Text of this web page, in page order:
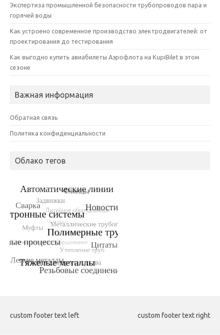
Экспертиза промышленной безопасности трубопроводов пара и
горячей воды
Как устроено современное производство электродвигателей: от
проектирования до тестирования
Как выгодно купить авиабилеты Аэрофлота на KupiBilet в этом
сезоне
Важная информация
Обратная связь
Политика конфиденциальности
Облако тегов
custom footer text left custom footer text right